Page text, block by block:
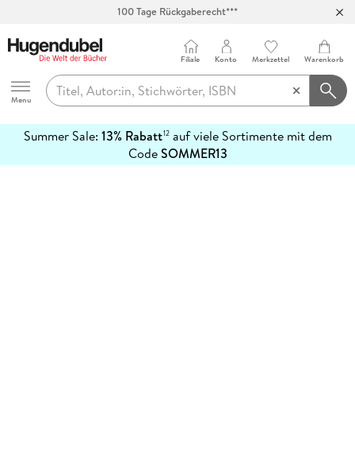
100 Tage Rückgaberecht***
Hugendubel
Menu
Filiale Konto Merkzettel Warenkorb
Summer Sale: 13% Rabatt12auf viele Sortimente mit dem
CodeSOMMER13
erfahren